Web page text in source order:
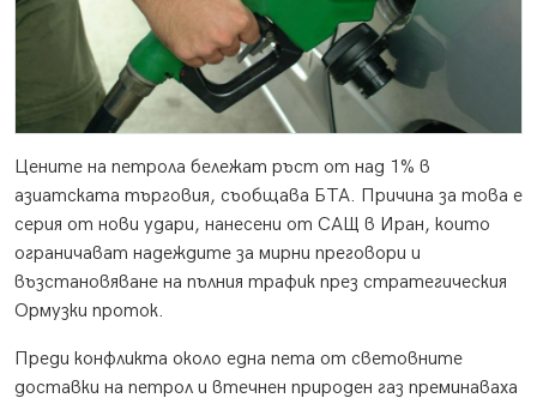
Цените на петрола бележат ръст от над 1% в
азиатската търговия, съобщава БТА. Причина за това е
серия от нови удари, нанесени от САЩ в Иран, които
ограничават надеждите за мирни преговори и
възстановяване на пълния трафик през стратегическия
Ормузки проток.
Преди конфликта около една пета от световните
доставки на петрол и втечнен природен газ преминаваха